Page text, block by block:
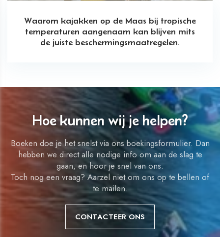
Waarom kajakken op de Maas bij tropische
temperaturen aangenaam kan blijven mits
de juiste beschermingsmaatregelen.
Hoe kunnen wij je helpen?
Boeken doe je het snelst via ons boekingsformulier. Dan
hebben we direct alle nodige info om aan de slag te
gaan, en hoor je snel van ons.
Toch nog een vraag? Aarzel niet om ons op te bellen of
te mailen.
CONTACTEER ONS